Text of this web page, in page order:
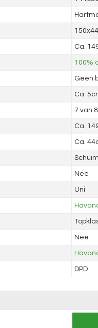
Ca.
100%
Geen
Ca.
7 van 8
Ca.
Ca.
Schuim
Nee
Uni
Nee
DPD